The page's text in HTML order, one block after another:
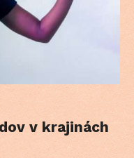
v krajinách